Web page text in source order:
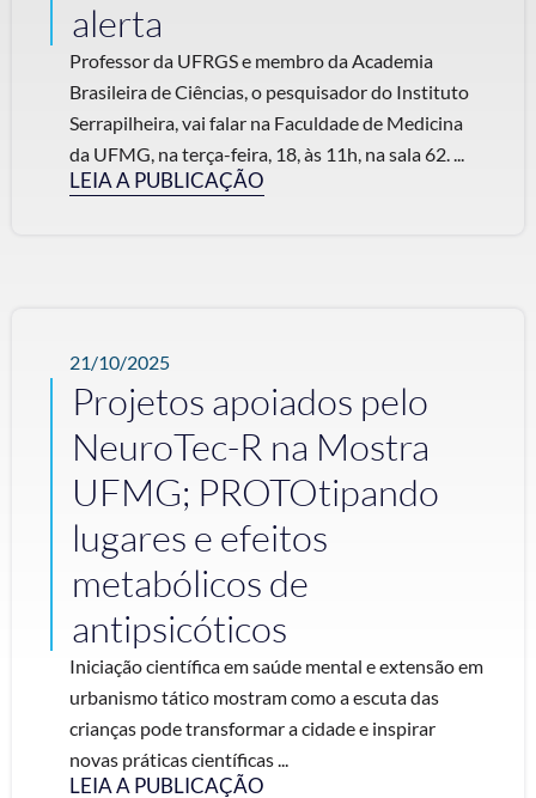
alerta
Professor da UFRGS e membro da Academia
Brasileira de Ciências, o pesquisador do Instituto
Serrapilheira, vai falar na Faculdade de Medicina
da UFMG, na terça-feira, 18, às 11h, na sala 62. ...
LEIA A PUBLICAÇÃO
21/10/2025
Projetos apoiados pelo
NeuroTec-R na Mostra
UFMG; PROTOtipando
lugares e efeitos
metabólicos de
antipsicóticos
Iniciação científica em saúde mental e extensão em
urbanismo tático mostram como a escuta das
crianças pode transformar a cidade e inspirar
novas práticas científicas ...
LEIA A PUBLICAÇÃO